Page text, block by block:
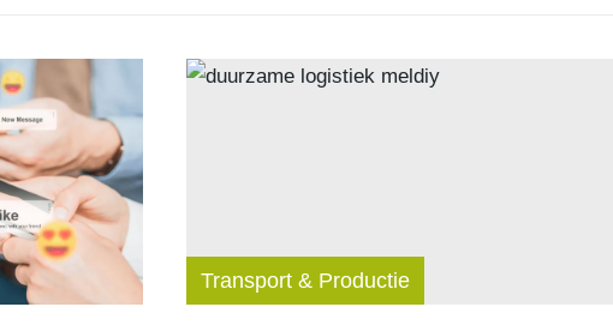
Transport & Productie